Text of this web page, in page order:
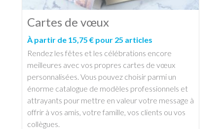
Cartes de vœux
À partir de 15,75 € pour 25 articles
Rendez les fêtes et les célébrations encore
meilleures avec vos propres cartes de vœux
personnalisées. Vous pouvez choisir parmi un
énorme catalogue de modèles professionnels et
attrayants pour mettre en valeur votre message à
offrir à vos amis, votre famille, vos clients ou vos
collègues.